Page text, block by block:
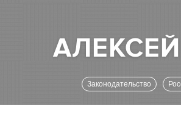
Законодательство